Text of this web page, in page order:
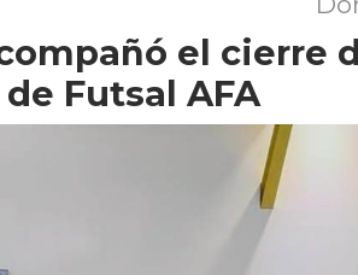
el cierre
Futsal AFA